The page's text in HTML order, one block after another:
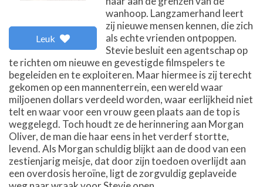
Leuk
wanhoop. Langzamerhand leert
zij nieuwe mensen kennen, die zich
als echte vrienden ontpoppen.
Stevie besluit een agentschap op
te richten om nieuwe en gevestigde filmspelers te
begeleiden en te exploiteren. Maar hiermee is zij terecht
gekomen op een mannenterrein, een wereld waar
miljoenen dollars verdeeld worden, waar eerlijkheid niet
telt en waar voor een vrouw geen plaats aan de top is
weggelegd. Toch houdt ze de herinnering aan Morgan
Oliver, de man die haar eens in het verderf stortte,
levend. Als Morgan schuldig blijkt aan de dood van een
zestienjarig meisje, dat door zijn toedoen overlijdt aan
een overdosis heroïne, ligt de zorgvuldig geplaveide